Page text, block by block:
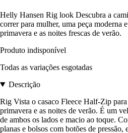
Helly Hansen Rig look Descubra a
correr para mulher, uma peça moderna
primavera e as noites frescas de verão.
Produto indisponível
Todas as variações esgotadas
Descrição
Rig Vista o casaco Fleece Half-Zip
primavera e as noites de verão. É um
de ambos os lados e macio ao toque.
planas e bolsos com botões de pressão,